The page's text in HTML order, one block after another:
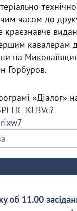
часом до
краєзнавче
кавалерам
на
Горбуров.
«Діалог»
об 11.00